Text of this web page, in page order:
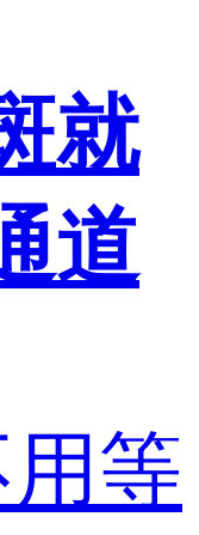
就
道
等